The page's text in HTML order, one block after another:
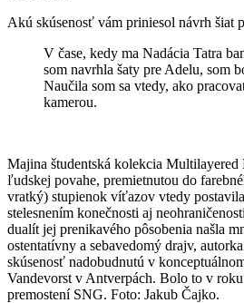
Akú skúsenosť vám priniesol návrh šiat
V čase, kedy ma Nadácia Tatra
som navrhla šaty pre Adelu, som
Naučila som sa vtedy, ako
kamerou.
Majina študentská kolekcia Multilayered
ľudskej povahe, premietnutou do
vratký) stupienok víťazov vtedy
stelesnením konečnosti aj
dualít jej prenikavého pôsobenia našla
ostentatívny a sebavedomý drajv,
skúsenosť nadobudnutú v
Vandevorst v Antverpách. Bolo to v
premostení SNG. Foto: Jakub Čajko.